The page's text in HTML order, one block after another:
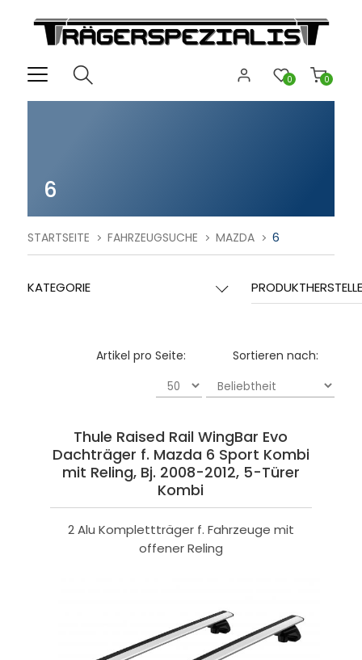
0
0
6
STARTSEITE FAHRZEUGSUCHE MAZDA 6
KATEGORIE
Sortieren nach:
Artikel pro Seite:
Thule Raised Rail WingBar Evo
Dachträger f. Mazda 6 Sport Kombi
mit Reling, Bj. 2008-2012, 5-Türer
Kombi
2 Alu Komplettträger f. Fahrzeuge mit
offener Reling